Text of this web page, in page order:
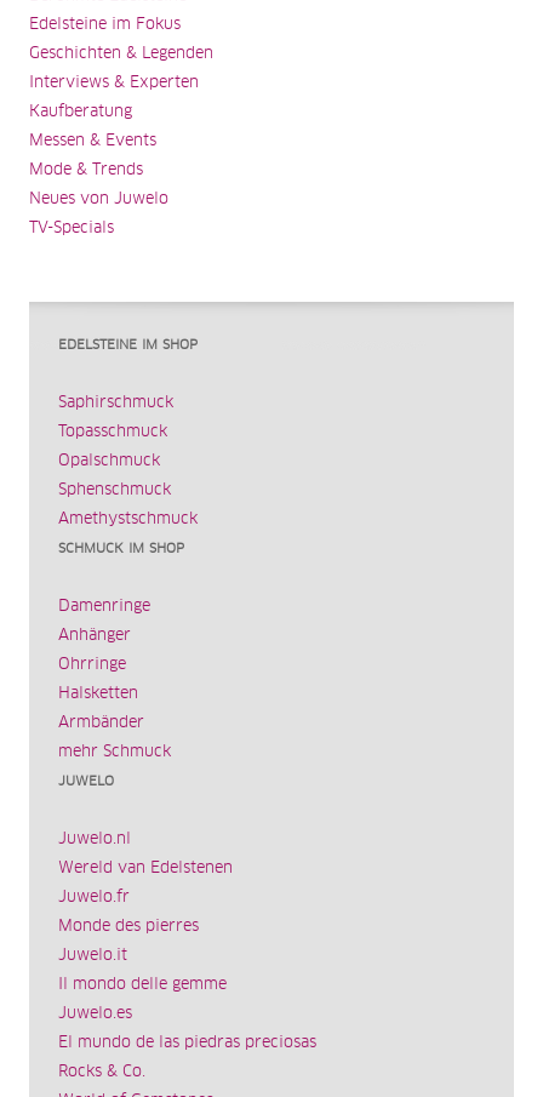
Edelsteine im Fokus
Geschichten & Legenden
Interviews & Experten
Kaufberatung
Messen & Events
Mode & Trends
Neues von Juwelo
TV-Specials
EDELSTEINE IM SHOP
Saphirschmuck
Topasschmuck
Opalschmuck
Sphenschmuck
Amethystschmuck
SCHMUCK IM SHOP
Damenringe
Anhänger
Ohrringe
Halsketten
Armbänder
mehr Schmuck
JUWELO
Juwelo.nl
Wereld van Edelstenen
Juwelo.fr
Monde des pierres
Juwelo.it
Il mondo delle gemme
Juwelo.es
El mundo de las piedras preciosas
Rocks & Co.